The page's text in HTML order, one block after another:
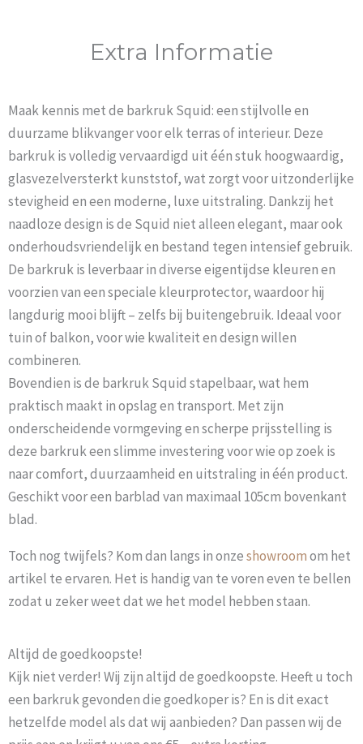
Extra Informatie
Maak kennis met de barkruk Squid: een stijlvolle en
duurzame blikvanger voor elk terras of interieur. Deze
barkruk is volledig vervaardigd uit één stuk hoogwaardig,
glasvezelversterkt kunststof, wat zorgt voor uitzonderlijke
stevigheid en een moderne, luxe uitstraling. Dankzij het
naadloze design is de Squid niet alleen elegant, maar ook
onderhoudsvriendelijk en bestand tegen intensief gebruik.
De barkruk is leverbaar in diverse eigentijdse kleuren en
voorzien van een speciale kleurprotector, waardoor hij
langdurig mooi blijft – zelfs bij buitengebruik. Ideaal voor
tuin of balkon, voor wie kwaliteit en design willen
combineren.
Bovendien is de barkruk Squid stapelbaar, wat hem
praktisch maakt in opslag en transport. Met zijn
onderscheidende vormgeving en scherpe prijsstelling is
deze barkruk een slimme investering voor wie op zoek is
naar comfort, duurzaamheid en uitstraling in één product.
Geschikt voor een barblad van maximaal 105cm bovenkant
blad.
Toch nog twijfels? Kom dan langs in onzeshowroomom het
artikel te ervaren. Het is handig van te voren even te bellen
zodat u zeker weet dat we het model hebben staan.
Altijd de goedkoopste!
Kijk niet verder! Wij zijn altijd de goedkoopste. Heeft u toch
een barkruk gevonden die goedkoper is? En is dit exact
hetzelfde model als dat wij aanbieden? Dan passen wij de